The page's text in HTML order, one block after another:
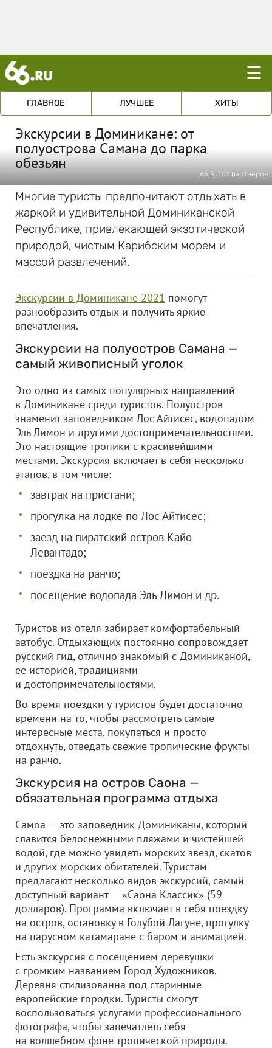
☰
ГЛАВНОЕ ЛУЧШЕЕ ХИТЫ
Экскурсии в Доминикане: от
полуострова Самана до парка
обезьян
66.RU от партнеров
Многие туристы предпочитают отдыхать в
жаркой и удивительной Доминиканской
Республике, привлекающей экзотической
природой, чистым Карибским морем и
массой развлечений.
Экскурсии в Доминикане 2021 помогут
разнообразить отдых и получить яркие
впечатления.
Экскурсии на полуостров Самана —
самый живописный уголок
Это одно из самых популярных направлений
в Доминикане среди туристов. Полуостров
знаменит заповедником Лос Айтисес, водопадом
Эль Лимон и другими достопримечательностями.
Это настоящие тропики с красивейшими
местами. Экскурсия включает в себя несколько
этапов, в том числе:
завтрак на пристани;
прогулка на лодке по Лос Айтисес;
заезд на пиратский остров Кайо
Левантадо;
поездка на ранчо;
посещение водопада Эль Лимон и др.
Туристов из отеля забирает комфортабельный
автобус. Отдыхающих постоянно сопровождает
русский гид, отлично знакомый с Доминиканой,
ее историей, традициями
и достопримечательностями.
Во время поездки у туристов будет достаточно
времени на то, чтобы рассмотреть самые
интересные места, покупаться и просто
отдохнуть, отведать свежие тропические фрукты
на ранчо.
Экскурсия на остров Саона —
обязательная программа отдыха
Самоа — это заповедник Доминиканы, который
славится белоснежными пляжами и чистейшей
водой, где можно увидеть морских звезд, скатов
и других морских обитателей. Туристам
предлагают несколько видов экскурсий, самый
доступный вариант — «Саона Классик» (59
долларов). Программа включает в себя поездку
на остров, остановку в Голубой Лагуне, прогулку
на парусном катамаране с баром и анимацией.
Есть экскурсия с посещением деревушки
с громким названием Город Художников.
Деревня стилизованна под старинные
европейские городки. Туристы смогут
воспользоваться услугами профессионального
фотографа, чтобы запечатлеть себя
на волшебном фоне тропической природы.